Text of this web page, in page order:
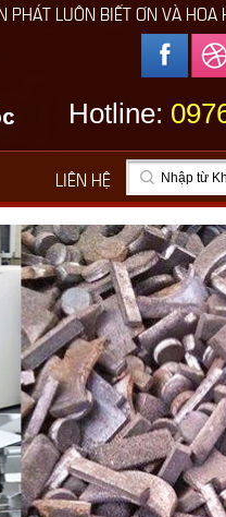
VÀ HOA HỒNG CAO CHO
Hotline:
LIÊN HỆ